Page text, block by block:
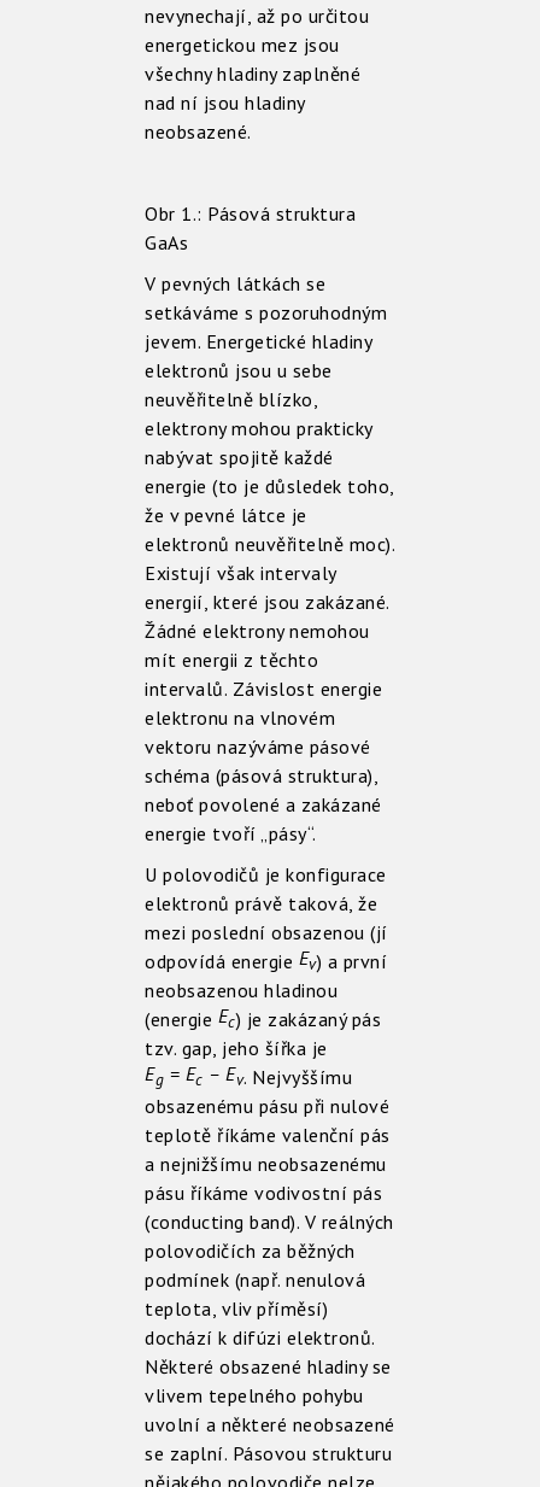
nevynechají, až po určitou
energetickou mez jsou
všechny hladiny zaplněné
nad ní jsou hladiny
neobsazené.
Obr 1.: Pásová struktura
GaAs
V pevných látkách se
setkáváme s pozoruhodným
jevem. Energetické hladiny
elektronů jsou u sebe
neuvěřitelně blízko,
elektrony mohou prakticky
nabývat spojitě každé
energie (to je důsledek toho,
že v pevné látce je
elektronů neuvěřitelně moc).
Existují však intervaly
energií, které jsou zakázané.
Žádné elektrony nemohou
mít energii z těchto
intervalů. Závislost energie
elektronu na vlnovém
vektoru nazýváme pásové
schéma (pásová struktura),
neboť povolené a zakázané
energie tvoří „pásy“.
U polovodičů je konfigurace
elektronů právě taková, že
mezi poslední obsazenou (jí
odpovídá energie Ev) a první
neobsazenou hladinou
(energie Ec) je zakázaný pás
tzv. gap, jeho šířka je
Eg = Ec – Ev. Nejvyššímu
obsazenému pásu při nulové
teplotě říkáme valenční pás
a nejnižšímu neobsazenému
pásu říkáme vodivostní pás
(conducting band). V reálných
polovodičích za běžných
podmínek (např. nenulová
teplota, vliv příměsí)
dochází k difúzi elektronů.
Některé obsazené hladiny se
vlivem tepelného pohybu
uvolní a některé neobsazené
se zaplní. Pásovou strukturu
nějakého polovodiče nelze